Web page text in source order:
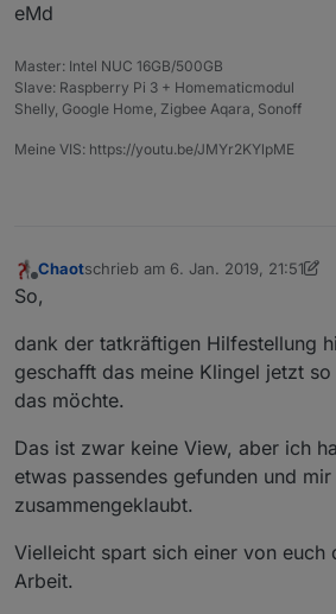
eMd
Master: Intel NUC 16GB/500GB
Slave: Raspberry Pi 3 + Homematicmodul
Shelly, Google Home, Zigbee Aqara, Sonoff
Meine VIS: https://youtu.be/JMYr2KYlpME
Offline
Chaotschrieb am 6. Jan. 2019, 21:51
zuletzt editiert von Jey Cee
So,
dank der tatkräftigen Hilfestellung
geschafft das meine Klingel jetzt
das möchte.
Das ist zwar keine View, aber ich
etwas passendes gefunden und
zusammengeklaubt.
Vielleicht spart sich einer von euch
Arbeit.